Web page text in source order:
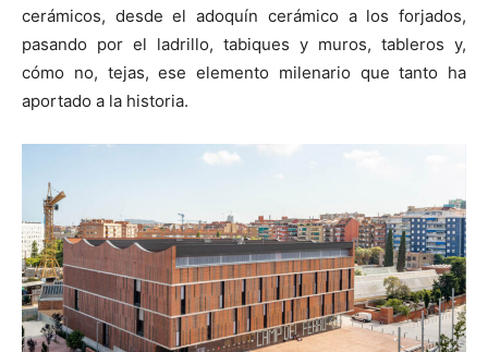
cerámicos, desde el adoquín cerámico a los forjados,
pasando por el ladrillo, tabiques y muros, tableros y,
cómo no, tejas, ese elemento milenario que tanto ha
aportado a la historia.